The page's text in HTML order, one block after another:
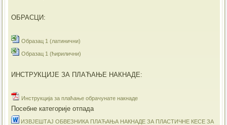
ОБРАСЦИ:
Образац 1 (латинични)
Образац 1 (ћирилични)
ИНСТРУКЦИЈЕ ЗА ПЛАЋАЊЕ НАКНАДЕ:
Инструкција за плаћање обрачунате накнаде
Посебне категорије отпада
ИЗВЈЕШТАЈ ОБВЕЗНИКА ПЛАЋАЊА НАКНАДЕ ЗА ПЛАСТИЧНЕ КЕСЕ ЗА